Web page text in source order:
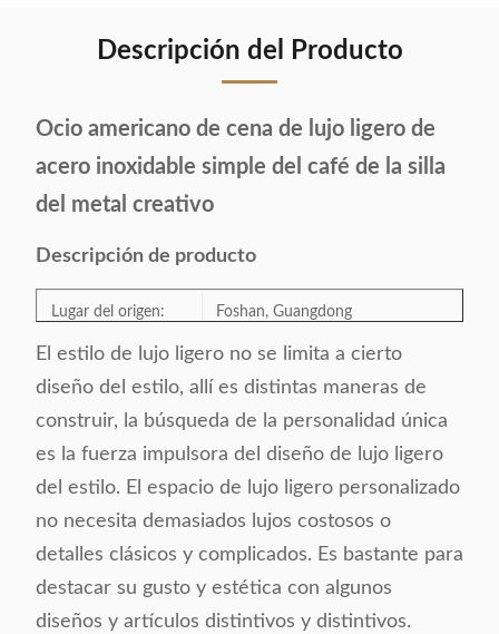
Descripción del Producto
Ocio americano de cena de lujo ligero de
acero inoxidable simple del café de la silla
del metal creativo
Descripción de producto
Lugar del origen: Foshan, Guangdong
Categoría: Cena de la silla
Estilo:
Color: Opcional
Tamaño del
Como muestra
El estilo de lujo ligero no se limita a cierto
diseño del estilo, allí es distintas maneras de
construir, la búsqueda de la personalidad única
es la fuerza impulsora del diseño de lujo ligero
del estilo. El espacio de lujo ligero personalizado
no necesita demasiados lujos costosos o
detalles clásicos y complicados. Es bastante para
destacar su gusto y estética con algunos
diseños y artículos distintivos y distintivos.